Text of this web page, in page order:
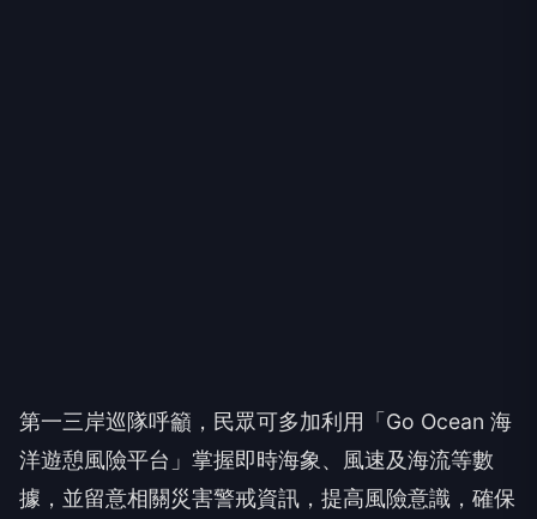
第一三岸巡隊呼籲，民眾可多加利用「Go Ocean 海
洋遊憩風險平台」掌握即時海象、風速及海流等數
據，並留意相關災害警戒資訊，提高風險意識，確保